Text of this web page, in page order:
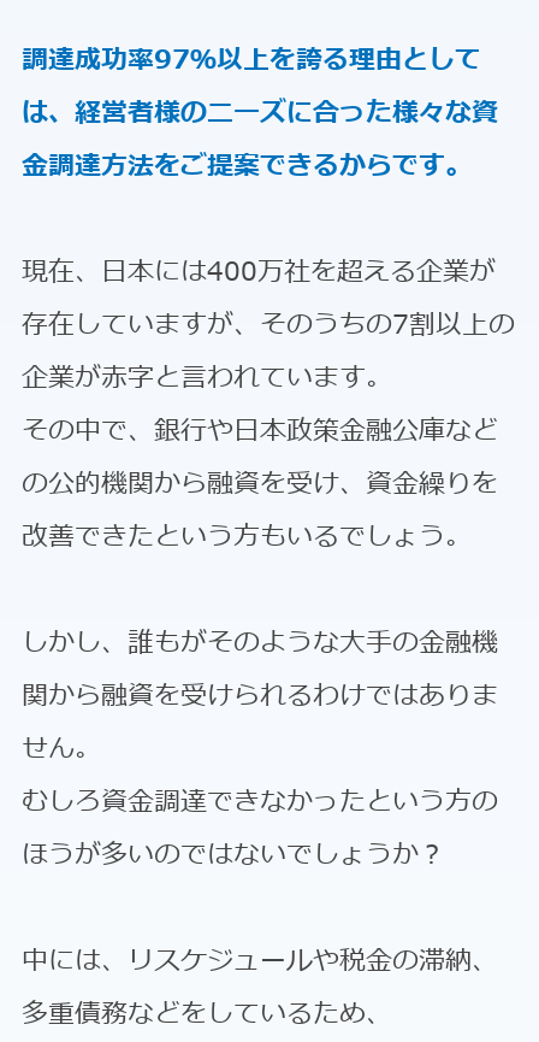
調達成功率97％以上を誇る理由として
は、経営者様のニーズに合った様々な資
金調達方法をご提案できるからです。
現在、日本には400万社を超える企業が
存在していますが、そのうちの7割以上の
企業が赤字と言われています。
その中で、銀行や日本政策金融公庫など
の公的機関から融資を受け、資金繰りを
改善できたという方もいるでしょう。
しかし、誰もがそのような大手の金融機
関から融資を受けられるわけではありま
せん。
むしろ資金調達できなかったという方の
ほうが多いのではないでしょうか？
中には、リスケジュールや税金の滞納、
多重債務などをしているため、